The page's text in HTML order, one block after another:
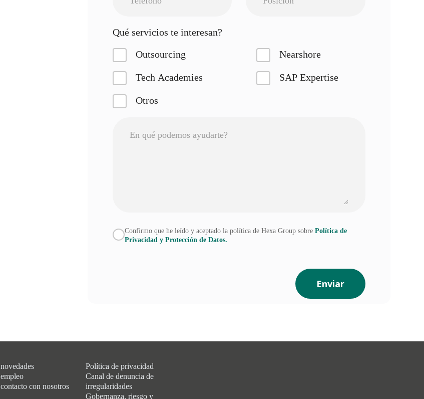
Qué servicios te interesan?
Outsourcing
Nearshore
Tech Academies SAP Expertise
Otros
Confirmo que he leído y aceptado la política de Hexa Group sobre Política de
Privacidad y Protección de Datos.
Enviar
novedades
empleo
contacto con nosotros
Política de privacidad
Canal de denuncia de
irregularidades
Gobernanza, riesgo y